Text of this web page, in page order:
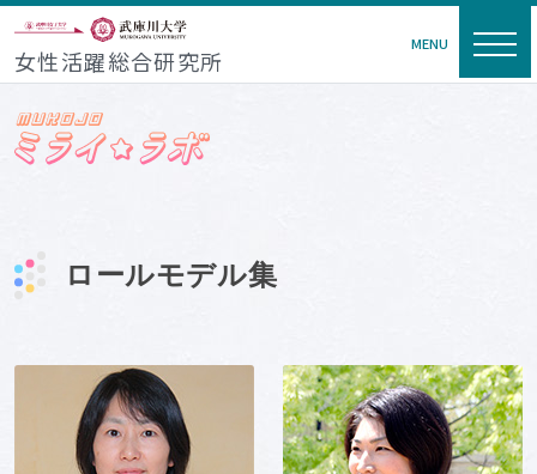
女性活躍総合研究所
MENU
ロールモデル集